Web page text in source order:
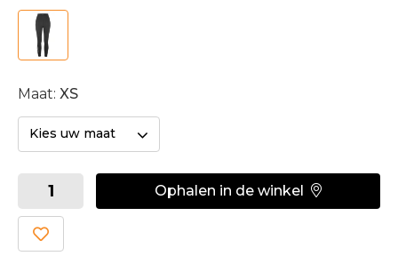
Maat: XS
Kies uw maat
Ophalen in de winkel